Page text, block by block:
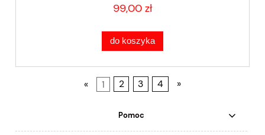
99,00 zł
do koszyka
« 1 2 3 4 »
Pomoc